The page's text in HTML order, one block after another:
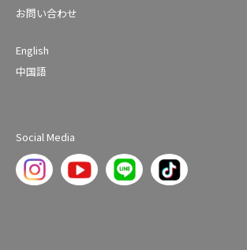
お問い合わせ
English
中国語
Social Media